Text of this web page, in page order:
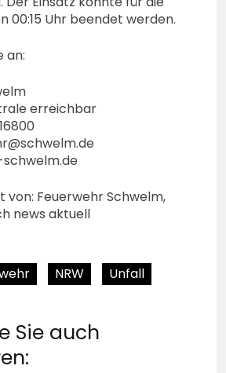
00:15 Uhr beendet werden.
an:
erreichbar
Feuerwehr Schwelm,
news aktuell
NRW Unfall
Sie auch